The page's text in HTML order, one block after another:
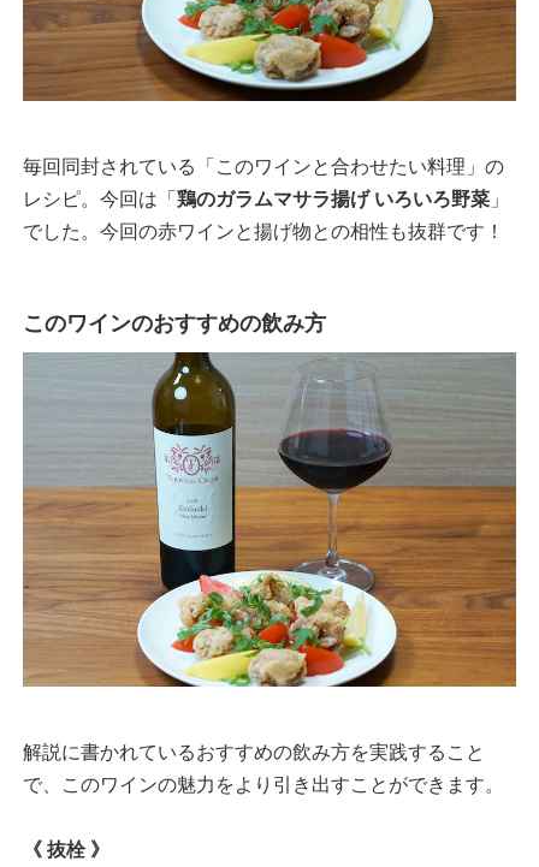
毎回同封されている「このワインと合わせたい料理」の
レシピ。今回は「鶏のガラムマサラ揚げ いろいろ野菜 」
でした。今回の赤ワインと揚げ物との相性も抜群です！
このワインのおすすめの飲み方
解説に書かれているおすすめの飲み方を実践すること
で、このワインの魅力をより引き出すことができます。
《 抜栓 》